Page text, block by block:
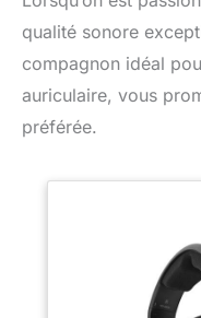
qualité sonore
compagnon idéal
auriculaire, vous
préférée.